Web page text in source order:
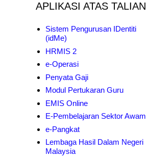
APLIKASI ATAS TALIAN
Sistem Pengurusan IDentiti
(idMe)
HRMIS 2
e-Operasi
Penyata Gaji
Modul Pertukaran Guru
EMIS Online
E-Pembelajaran Sektor Awam
e-Pangkat
Lembaga Hasil Dalam Negeri
Malaysia